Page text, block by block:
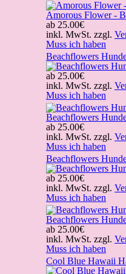
Amorous Flower -
ab 25.00€
inkl. MwSt. zzgl.
Muss ich haben
Beachflowers
ab 25.00€
inkl. MwSt. zzgl.
Muss ich haben
Beachflowers
ab 25.00€
inkl. MwSt. zzgl.
Muss ich haben
Beachflowers
ab 25.00€
inkl. MwSt. zzgl.
Muss ich haben
Beachflowers
ab 25.00€
inkl. MwSt. zzgl.
Muss ich haben
Cool Blue Hawaii